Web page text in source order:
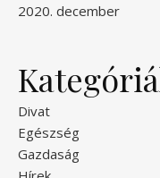
2020. december
Divat
Egészség
Gazdaság